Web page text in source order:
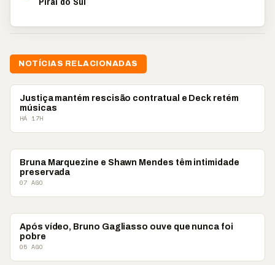
NOTÍCIAS RELACIONADAS
ENTRETENIMENTO
Justiça mantém rescisão contratual e Deck retém
músicas
HÁ 17H
ENTRETENIMENTO
Bruna Marquezine e Shawn Mendes têm intimidade
preservada
07 AGO
ENTRETENIMENTO
Após vídeo, Bruno Gagliasso ouve que nunca foi
pobre
05 AGO